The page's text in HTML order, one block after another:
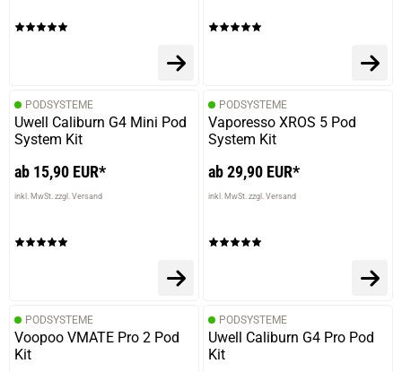
PODSYSTEME
Uwell Caliburn G4 Mini Pod
System Kit
ab 15,90 EUR*
inkl. MwSt. zzgl. Versand
PODSYSTEME
Vaporesso XROS 5 Pod
System Kit
ab 29,90 EUR*
inkl. MwSt. zzgl. Versand
PODSYSTEME
Voopoo VMATE Pro 2 Pod
Kit
PODSYSTEME
Uwell Caliburn G4 Pro Pod
Kit